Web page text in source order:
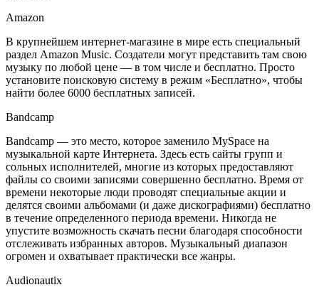
Amazon
В крупнейшем интернет-магазине в мире есть специальный
раздел Amazon Music. Создатели могут представить там свою
музыку по любой цене — в том числе и бесплатно. Просто
установите поисковую систему в режим «Бесплатно», чтобы
найти более 6000 бесплатных записей.
Bandcamp
Bandcamp — это место, которое заменило MySpace на
музыкальной карте Интернета. Здесь есть сайты групп и
сольных исполнителей, многие из которых предоставляют
файлы со своими записями совершенно бесплатно. Время от
времени некоторые люди проводят специальные акции и
делятся своими альбомами (и даже дискографиями) бесплатно
в течение определенного периода времени. Никогда не
упустите возможность скачать песни благодаря способности
отслеживать избранных авторов. Музыкальный диапазон
огромен и охватывает практически все жанры.
Audionautix